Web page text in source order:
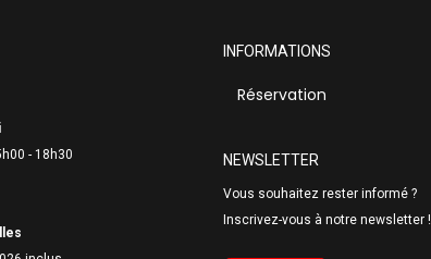
- 18h30
INFORMATIONS
Réservation
NEWSLETTER
Vous souhaitez rester informé ?
Inscrivez-vous à notre newsletter !